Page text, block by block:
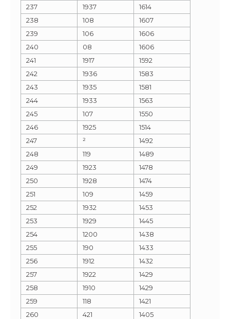
237
1937
1614
238
108
1607
239
106
1606
240
08
1606
241
1917
1592
242
1936
1583
243
1935
1581
244
1933
1563
245
107
1550
246
1925
1514
247
²
1492
248
119
1489
249
1923
1478
250
1928
1474
251
109
1459
252
1932
1453
253
1929
1445
254
1200
1438
255
190
1433
256
1912
1432
257
1922
1429
258
1910
1429
259
118
1421
260
421
1405